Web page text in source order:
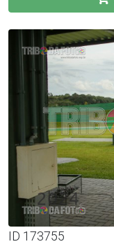
ID 173755